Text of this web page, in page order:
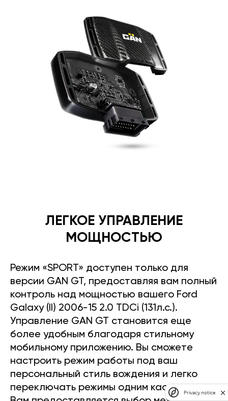
ЛЕГКОЕ УПРАВЛЕНИЕ
МОЩНОСТЬЮ
Режим «SPORT» доступен только для
версии GAN GT, предоставляя вам полный
контроль над мощностью вашего Ford
Galaxy (II) 2006-15 2.0 TDCi (131л.с.).
Управление GAN GT становится еще
более удобным благодаря стильному
мобильному приложению. Вы сможете
настроить режим работы под ваш
персональный стиль вождения и легко
переключать режимы одним касанием.Privacy notice